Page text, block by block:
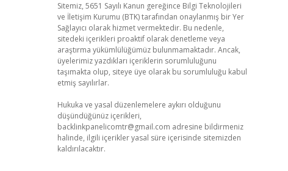
Sitemiz, 5651 Sayılı Kanun gereğince Bilgi Teknolojileri
ve İletişim Kurumu (BTK) tarafından onaylanmış bir Yer
Sağlayıcı olarak hizmet vermektedir. Bu nedenle,
sitedeki içerikleri proaktif olarak denetleme veya
araştırma yükümlülüğümüz bulunmamaktadır. Ancak,
üyelerimiz yazdıkları içeriklerin sorumluluğunu
taşımakta olup, siteye üye olarak bu sorumluluğu kabul
etmiş sayılırlar.
Hukuka ve yasal düzenlemelere aykırı olduğunu
düşündüğünüz içerikleri,
backlinkpanelicomtr@gmail.com adresine bildirmeniz
halinde, ilgili içerikler yasal süre içerisinde sitemizden
kaldırılacaktır.